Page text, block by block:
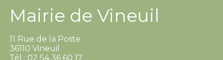
Mairie de Vineuil
11 Rue de la Poste
36110 Vineuil
Tél : 02 54 36 60 17